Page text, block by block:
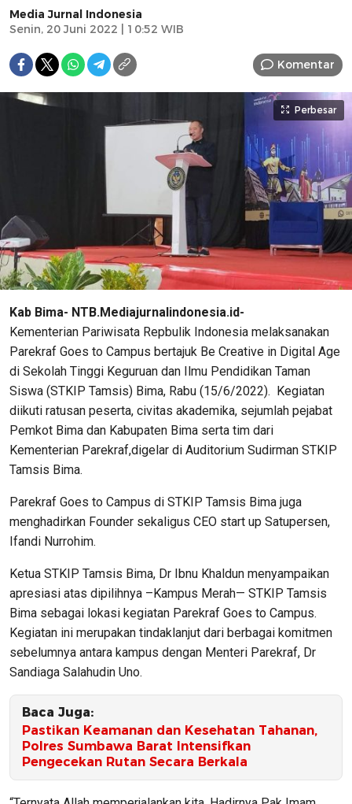
Media Jurnal Indonesia
Senin, 20 Juni 2022 | 10:52 WIB
Komentar
Perbesar
Kab Bima- NTB.Mediajurnalindonesia.id-
Kementerian Pariwisata Repbulik Indonesia melaksanakan
Parekraf Goes to Campus bertajuk Be Creative in Digital Age
di Sekolah Tinggi Keguruan dan Ilmu Pendidikan Taman
Siswa (STKIP Tamsis) Bima, Rabu (15/6/2022). Kegiatan
diikuti ratusan peserta, civitas akademika, sejumlah pejabat
Pemkot Bima dan Kabupaten Bima serta tim dari
Kementerian Parekraf,digelar di Auditorium Sudirman STKIP
Tamsis Bima.
Parekraf Goes to Campus di STKIP Tamsis Bima juga
menghadirkan Founder sekaligus CEO start up Satupersen,
Ifandi Nurrohim.
Ketua STKIP Tamsis Bima, Dr Ibnu Khaldun menyampaikan
apresiasi atas dipilihnya –Kampus Merah— STKIP Tamsis
Bima sebagai lokasi kegiatan Parekraf Goes to Campus.
Kegiatan ini merupakan tindaklanjut dari berbagai komitmen
sebelumnya antara kampus dengan Menteri Parekraf, Dr
Sandiaga Salahudin Uno.
Baca Juga:
Pastikan Keamanan dan Kesehatan Tahanan,
Polres Sumbawa Barat Intensifkan
Pengecekan Rutan Secara Berkala